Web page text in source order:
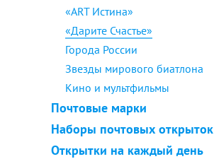
«ART Истина»
«Дарите Счастье»
Города России
Звезды мирового биатлона
Кино и мультфильмы
Почтовые марки
Наборы почтовых открыток
Открытки на каждый день